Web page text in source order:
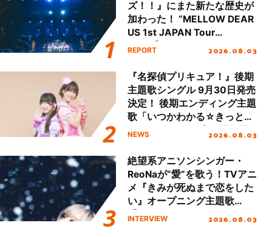
ズ！！』にまた新たな歴史が
加わった！ “MELLOW DEAR
US 1st JAPAN Tour
Final「NICE to meet YOU
ート!!
REPORT 2026.08.03
『名探偵プリキュア！』後期
主題歌シングル 9月30日発売
決定！ 後期エンディング主題
歌「いつかわかる☆きっとあ
える」TVサイズ先行配信開
NEWS 2026.08.03
絶望系アニソンシンガー・
ReoNaが“愛”を歌う！TVアニ
メ『きみが死ぬまで恋をした
い』オープニング主題歌
「Amore」インタビュー
INTERVIEW 2026.08.03